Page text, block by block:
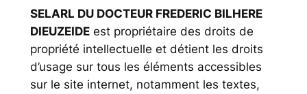
SELARL DU DOCTEUR FREDERIC BILHERE
DIEUZEIDEest propriétaire des droits de
propriété intellectuelle et détient les droits
d’usage sur tous les éléments accessibles
sur le site internet, notamment les textes,